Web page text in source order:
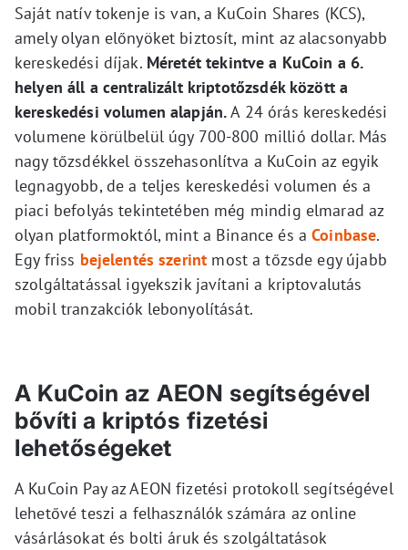
Saját natív tokenje is van, a KuCoin Shares (KCS),
amely olyan előnyöket biztosít, mint az alacsonyabb
kereskedési díjak. Méretét tekintve a KuCoin a 6.
helyen áll a centralizált kriptotőzsdék között a
kereskedési volumen alapján.A 24 órás kereskedési
volumene körülbelül úgy 700-800 millió dollar. Más
nagy tőzsdékkel összehasonlítva a KuCoin az egyik
legnagyobb, de a teljes kereskedési volumen és a
piaci befolyás tekintetében még mindig elmarad az
olyan platformoktól, mint a Binance és aCoinbase.
Egy friss bejelentés szerint most a tőzsde egy újabb
szolgáltatással igyekszik javítani a kriptovalutás
mobil tranzakciók lebonyolítását.
A KuCoin az AEON segítségével
bővíti a kriptós fizetési
lehetőségeket
A KuCoin Pay az AEON fizetési protokoll segítségével
lehetővé teszi a felhasználók számára az online
vásárlásokat és bolti áruk és szolgáltatások